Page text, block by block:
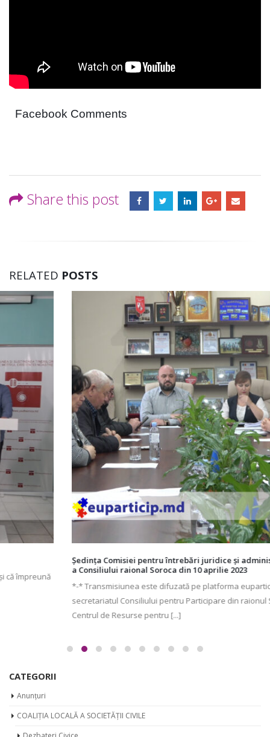
Facebook Comments
Share this post
RELATED POSTS
Ședința Comisiei pentru întrebări juridice şi administraţie publică
a Consiliului raional Soroca din 10 aprilie 2023
*-* Transmisiunea este difuzată pe platforma euparticip.md de
secretariatul Consiliului pentru Participare din raionul Soroca –
Centrul de Resurse pentru [...]
CATEGORII
Anunțuri